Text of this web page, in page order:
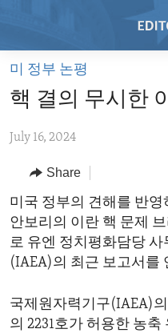
Skip
main
Skip
Navigation
Skip
to
Search
HOME
VIDEO
RADIO
REGIONS
AFRICA
AMERICAS
ASIA
MIDDLE EAST
TOPICS
HUMAN RIGHTS
SECURITY AND DEFENSE
DEMOCRACY AND
ARCHIVE
ABOUT US
FOLLOW US
미 정부 논평
핵 결의 무시한
July 16, 2024
Share
미국 정부의 견해를 반
안보리의 이란 핵 문제
로 유엔 정치평화담당
(IAEA)의 최근 보고서를
국제원자력기구(IAEA)
의 2231호가 허용한 농